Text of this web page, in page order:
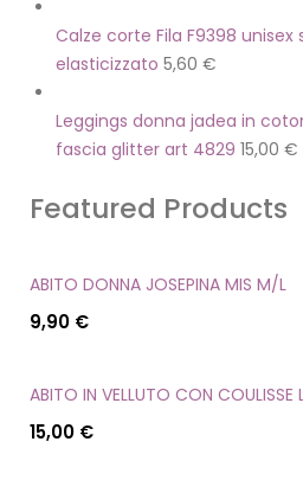
Calze corte Fila F9398
elasticizzato 5,60 €
Leggings donna jadea in
fascia glitter art 4829 15,00 €
Featured Products
ABITO DONNA JOSEPINA MIS M/L
9,90 €
ABITO IN VELLUTO CON COULISSE
15,00 €